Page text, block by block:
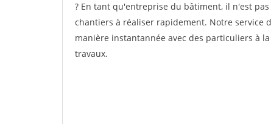
? En tant qu'entreprise du bâtiment, il n'est
chantiers à réaliser rapidement. Notre service
manière instantannée avec des particuliers à
travaux.